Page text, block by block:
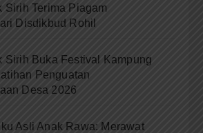
Sirih Terima Piagam
Disdikbud Rohil
Sirih Buka Festival Kampung
Penguatan
Desa 2026
Asli Anak Rawa: Merawat